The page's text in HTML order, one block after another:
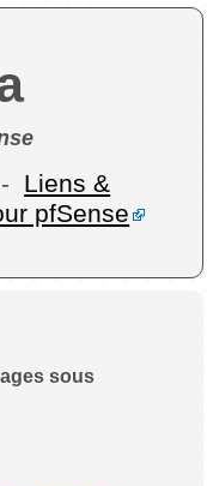
- Liens &
pfSense
sous